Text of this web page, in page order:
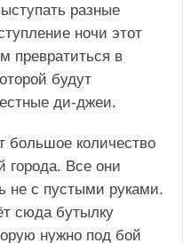
разные
ночи этот
превратиться в
будут
ди-джеи.
большое количество
города. Все они
не с пустыми руками.
сюда бутылку
нужно под бой